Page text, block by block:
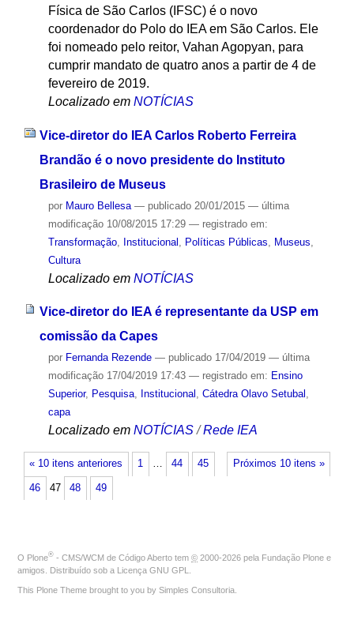
Física de São Carlos (IFSC) é o novo
coordenador do Polo do IEA em São Carlos. Ele
foi nomeado pelo reitor, Vahan Agopyan, para
cumprir mandato de quatro anos a partir de 4 de
fevereiro de 2019.
Localizado em NOTÍCIAS
Vice-diretor do IEA Carlos Roberto Ferreira
Brandão é o novo presidente do Instituto
Brasileiro de Museus
por Mauro Bellesa — publicado20/01/2015 — última
modificação10/08/2015 17:29 — registrado em:
Transformação, Institucional Políticas Públicas Museus
Cultura
Localizado em NOTÍCIAS
Vice-diretor do IEA é representante da USP em
comissão da Capes
por Fernanda Rezende — publicado17/04/2019 — última
modificação17/04/2019 17:43 — registrado em: Ensino
Superior, Pesquisa, Institucional , Cátedra Olavo Setubal ,
capa
Localizado em NOTÍCIAS /Rede IEA
« 10 itens anteriores Próximos 10 itens »
1 … 44 45
46 47 48 49
O Plone® - CMS/WCM de Código Aberto tem © 2000-2026 pela Fundação Plone e
amigos. Distribuído sob a Licença GNU GPL
This Plone Theme brought to you by Simples Consultoria